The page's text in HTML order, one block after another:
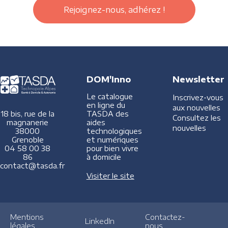
Rejoignez-nous, adhérez !
18 bis, rue de la
magnanerie
38000
Grenoble
04 58 00 38
86
contact@tasda.fr
DOM'Inno
Le catalogue
en ligne du
TASDA des
aides
technologiques
et numériques
pour bien vivre
à domicile
Visiter le site
Newsletter
Inscrivez-vous
aux nouvelles
Consultez les
nouvelles
Mentions
légales
LinkedIn
Contactez-
nous